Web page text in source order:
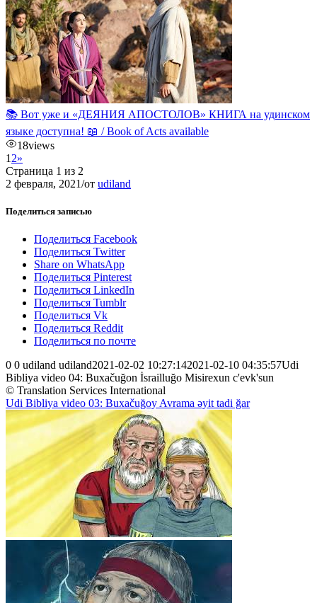
📚 Вот уже и «ДЕЯНИЯ АПОСТОЛОВ» КНИГА на удинском
языке доступна! 📖 / Book of Acts available
18views
1 2»
Страница 1 из 2
2 февраля, 2021/от udiland
Поделиться записью
Поделиться Facebook
Поделиться Twitter
Share on WhatsApp
Поделиться Pinterest
Поделиться LinkedIn
Поделиться Tumblr
Поделиться Vk
Поделиться Reddit
Поделиться по почте
0 0 udiland udiland2021-02-02 10:27:142021-02-10 04:35:57Udi
Bibliya video 04: Buxačuğon İsrailluğo Misirexun c'evk'sun
© Translation Services International
Udi Bibliya video 03: Buxačuğoy Avrama əyit tadi ğar